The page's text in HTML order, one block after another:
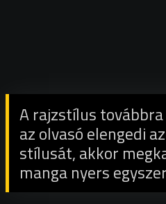
A rajzstílus
az olvasó elengedi
stílusát, akkor
manga nyers